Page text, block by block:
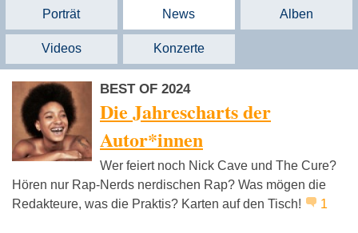
Porträt News Alben
Videos Konzerte
BEST OF 2024
Die Jahrescharts der
Autor*innen
Wer feiert noch Nick Cave und The Cure?
Hören nur Rap-Nerds nerdischen Rap? Was mögen die
Redakteure, was die Praktis? Karten auf den Tisch!
1